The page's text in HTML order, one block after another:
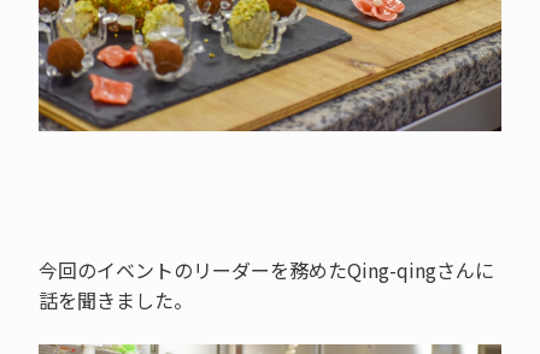
今回のイベントのリーダーを務めたQing-qingさんに
話を聞きました。